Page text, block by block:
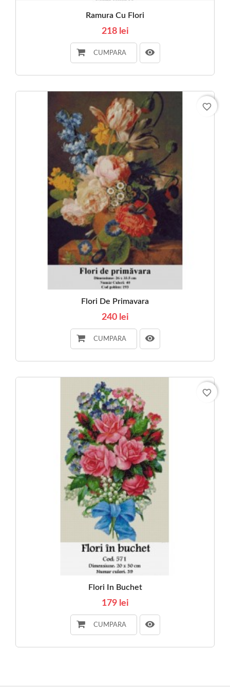
Ramura Cu Flori
218 lei
CUMPARA
Flori De Primavara
240 lei
CUMPARA
favorite_border
Flori In Buchet
179 lei
CUMPARA
favorite_border